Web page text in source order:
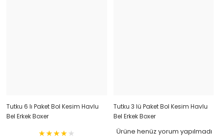
Tutku 6 lı Paket Bol Kesim Havlu
Bel Erkek Boxer
Tutku 3 lü Paket Bol Kesim Havlu
Bel Erkek Boxer
Ürüne henüz yorum yapılmadı